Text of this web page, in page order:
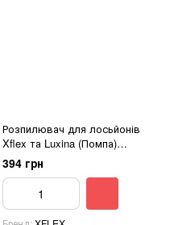
Розпилювач для лосьйонів
Xflex та Luxina (Помпа)
EDELSTEIN
394 грн